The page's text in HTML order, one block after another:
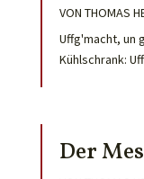
VON THOMAS
Uffg'macht, un
Kühlschrank:
Der